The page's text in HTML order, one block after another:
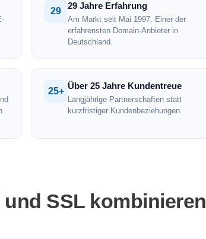
29
29 Jahre Erfahrung
Am Markt seit Mai 1997. Einer der
erfahrensten Domain-Anbieter in
Deutschland.
25+
Über 25 Jahre Kundentreue
Langjährige Partnerschaften statt
kurzfristiger Kundenbeziehungen.
SSL kombinieren